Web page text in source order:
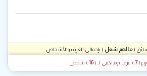
(مالهم شغل ) بإجمالي الغرف والأشخاص
(
7 ) غرف نوم تكفي لـ (
16 ) شخص